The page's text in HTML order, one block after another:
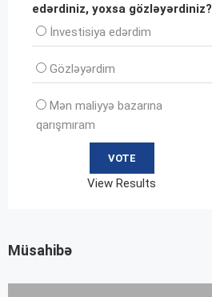
edərdiniz, yoxsa gözləyərdiniz?
İnvеstisiya edərdim
Gözləyərdim
Mən maliyyə bazarına
qarışmıram
View Results
Müsahibə